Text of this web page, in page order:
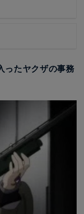
ったヤクザの事務